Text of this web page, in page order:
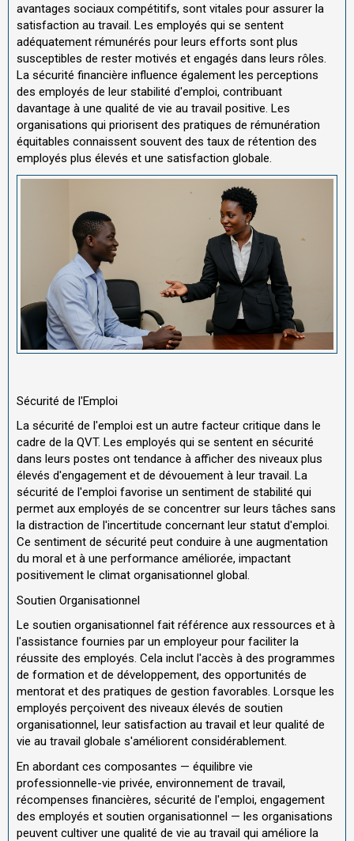
avantages sociaux compétitifs, sont vitales pour assurer la
satisfaction au travail. Les employés qui se sentent
adéquatement rémunérés pour leurs efforts sont plus
susceptibles de rester motivés et engagés dans leurs rôles.
La sécurité financière influence également les perceptions
des employés de leur stabilité d'emploi, contribuant
davantage à une qualité de vie au travail positive. Les
organisations qui priorisent des pratiques de rémunération
équitables connaissent souvent des taux de rétention des
employés plus élevés et une satisfaction globale.
Sécurité de l'Emploi
La sécurité de l'emploi est un autre facteur critique dans le
cadre de la QVT. Les employés qui se sentent en sécurité
dans leurs postes ont tendance à afficher des niveaux plus
élevés d'engagement et de dévouement à leur travail. La
sécurité de l'emploi favorise un sentiment de stabilité qui
permet aux employés de se concentrer sur leurs tâches sans
la distraction de l'incertitude concernant leur statut d'emploi.
Ce sentiment de sécurité peut conduire à une augmentation
du moral et à une performance améliorée, impactant
positivement le climat organisationnel global.
Soutien Organisationnel
Le soutien organisationnel fait référence aux ressources et à
l'assistance fournies par un employeur pour faciliter la
réussite des employés. Cela inclut l'accès à des programmes
de formation et de développement, des opportunités de
mentorat et des pratiques de gestion favorables. Lorsque les
employés perçoivent des niveaux élevés de soutien
organisationnel, leur satisfaction au travail et leur qualité de
vie au travail globale s'améliorent considérablement.
En abordant ces composantes — équilibre vie
professionnelle-vie privée, environnement de travail,
récompenses financières, sécurité de l'emploi, engagement
des employés et soutien organisationnel — les organisations
peuvent cultiver une qualité de vie au travail qui améliore la